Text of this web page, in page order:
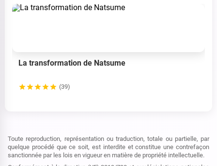
La transformation de Natsume
(39)
Toute reproduction, représentation ou traduction, totale ou partielle, par
quelque procédé que ce soit, est interdite et constitue une contrefaçon
sanctionnée par les lois en vigueur en matière de propriété intellectuelle.